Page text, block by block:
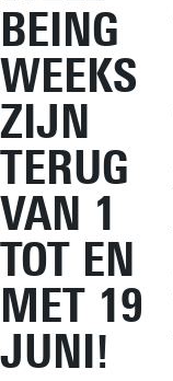
BEING
WEEKS
ZIJN
TERUG
VAN 1
TOT EN
MET 19
JUNI!